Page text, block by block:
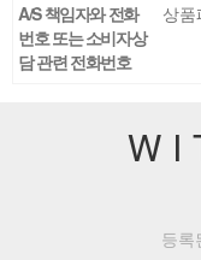
A/S 책임자와 전화
번호 또는 소비자상
담 관련 전화번호
상
등록